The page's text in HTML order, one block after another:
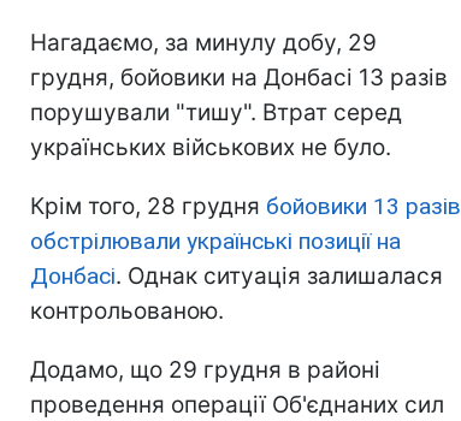
Нагадаємо, за минулу добу, 29
грудня, бойовики на Донбасі 13 разів
порушували "тишу". Втрат серед
українських військових не було.
Крім того, 28 грудня бойовики 13 разів
обстрілювали українські позиції на
Донбасі. Однак ситуація залишалася
контрольованою.
Додамо, що 29 грудня в районі
проведення операції Об'єднаних сил